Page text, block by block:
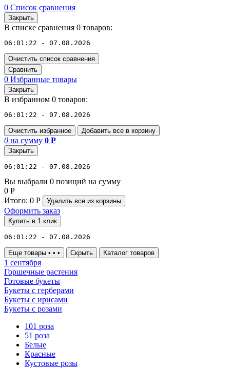
0 Список сравнения
Закрыть
В списке сравнения 0 товаров:
06:01:22 - 07.08.2026
Очистить список сравнения
Сравнить
0 Избранные товары
Закрыть
В избранном 0 товаров:
06:01:22 - 07.08.2026
Очистить избранное Добавить все в корзину
0 на сумму 0 Р
Закрыть
06:01:22 - 07.08.2026
Вы выбрали 0 позиций на сумму
0 Р
Итого: 0 Р Удалить все из корзины
Оформить заказ
Купить в 1 клик
06:01:22 - 07.08.2026
Еще товары • • • Скрыть Каталог товаров
1 сентября
Горшечные растения
Готовые букеты
Букеты с герберами
Букеты с ирисами
Букеты с розами
101 роза
51 роза
Белые
Красные
Кустовые розы